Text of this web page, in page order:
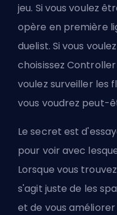
jeu. Si vous voulez
opère en première
duelist. Si vous
choisissez
voulez surveiller les
vous voudrez peut-
Le secret est
pour voir avec
Lorsque vous
s'agit juste de les
et de vous